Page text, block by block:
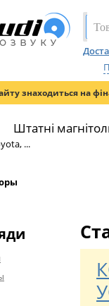
знаходиться на
Штатні
...